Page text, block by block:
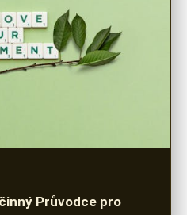
Průvodce pro